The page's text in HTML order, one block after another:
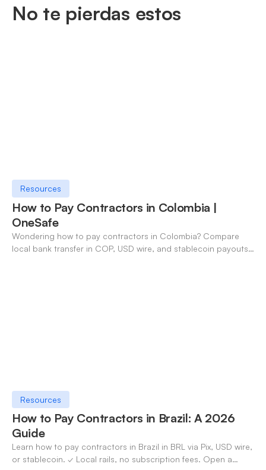
No te pierdas estos
Resources
How to Pay Contractors in Colombia |
OneSafe
Wondering how to pay contractors in Colombia? Compare
local bank transfer in COP, USD wire, and stablecoin payouts.
Resources
How to Pay Contractors in Brazil: A 2026
Guide
Learn how to pay contractors in Brazil in BRL via Pix, USD wire,
or stablecoin. ✓ Local rails, no subscription fees. Open a